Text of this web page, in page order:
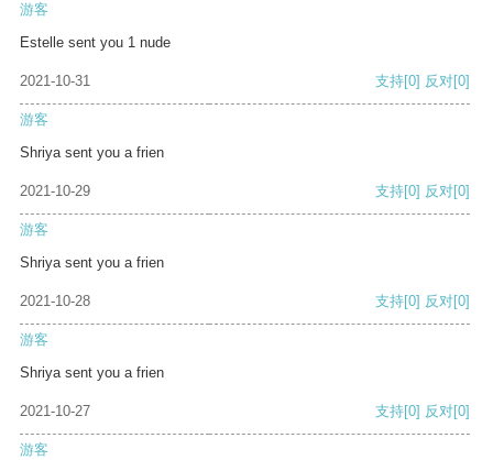
游客
Estelle sent you 1 nude
2021-10-31 支持[0] 反对[0]
游客
Shriya sent you a frien
2021-10-29 支持[0] 反对[0]
游客
Shriya sent you a frien
2021-10-28 支持[0] 反对[0]
游客
Shriya sent you a frien
2021-10-27 支持[0] 反对[0]
游客